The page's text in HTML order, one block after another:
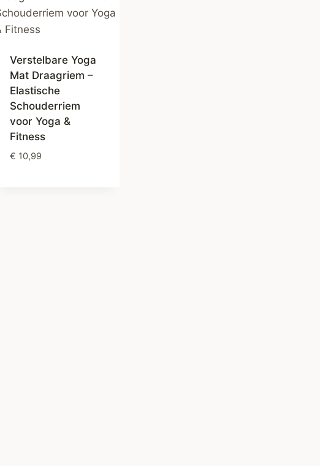
Verstelbare Yoga
Mat Draagriem –
Elastische
Schouderriem
voor Yoga &
Fitness
€ 10,99